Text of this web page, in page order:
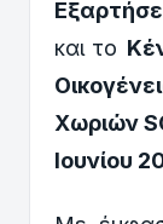
και το
Χωριών
Ιουνίου